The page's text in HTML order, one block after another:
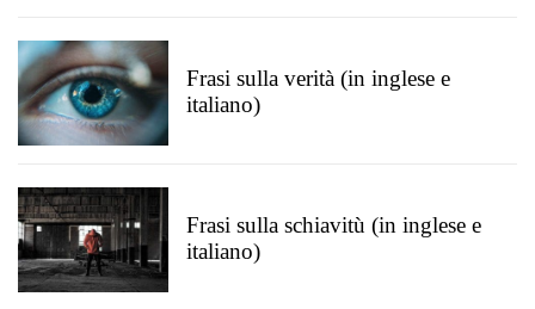
Frasi sulla verità (in inglese e
italiano)
Frasi sulla schiavitù (in inglese e
italiano)